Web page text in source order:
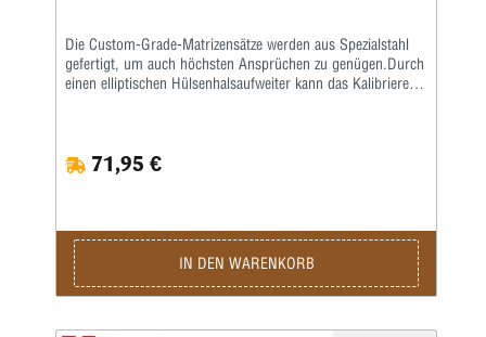
Die Custom-Grade-Matrizensätze werden aus Spezialstahl
gefertigt, um auch höchsten Ansprüchen zu genügen.Durch
einen elliptischen Hülsenhalsaufweiter kann das Kalibrieren
71,95 €
IN DEN WARENKORB